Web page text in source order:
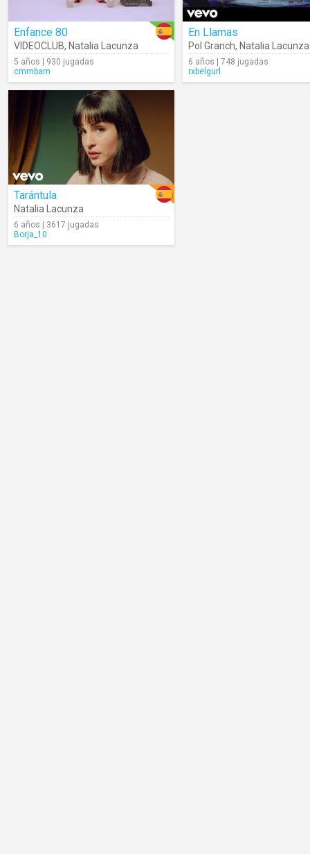
Enfance 80
VIDEOCLUB, Natalia Lacunza
5 años | 930 jugadas
cmmbarn
En Llamas
Pol Granch, Natalia Lacunza
6 años | 748 jugadas
rxbelgurl
Tarántula
Natalia Lacunza
6 años | 3617 jugadas
Borja_10